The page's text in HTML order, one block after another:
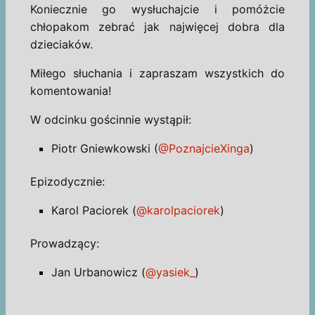
Koniecznie go wysłuchajcie i pomóżcie
chłopakom zebrać jak najwięcej dobra dla
dzieciaków.
Miłego słuchania i zapraszam wszystkich do
komentowania!
W odcinku gościnnie wystąpił:
Piotr Gniewkowski (@PoznajcieXinga)
Epizodycznie:
Karol Paciorek (@karolpaciorek)
Prowadzący:
Jan Urbanowicz (@yasiek_ )